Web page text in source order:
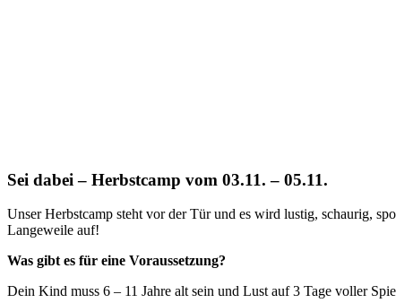
Sei dabei – Herbstcamp vom 03.11. – 05.11.
Unser Herbstcamp steht vor der Tür und es wird lustig, schaurig,
Langeweile auf!
Was gibt es für eine Voraussetzung?
Dein Kind muss 6 – 11 Jahre alt sein und Lust auf 3 Tage voller